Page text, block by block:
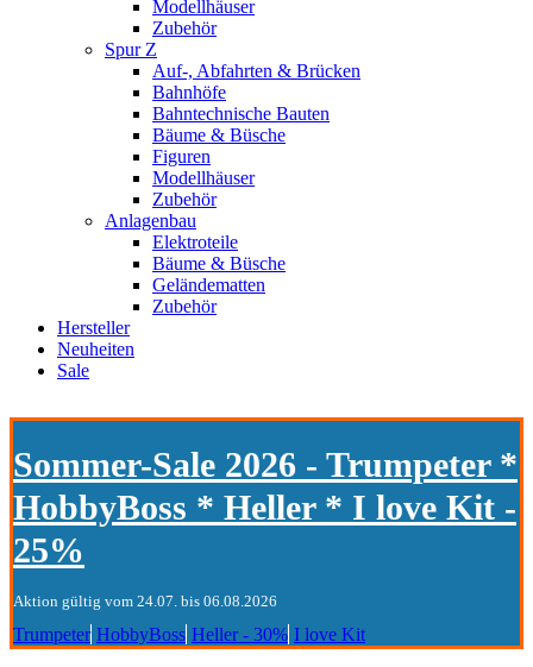
Modellhäuser
Zubehör
Spur Z
Auf-, Abfahrten & Brücken
Bahnhöfe
Bahntechnische Bauten
Bäume & Büsche
Figuren
Modellhäuser
Zubehör
Anlagenbau
Elektroteile
Bäume & Büsche
Geländematten
Zubehör
Hersteller
Neuheiten
Sale
Sommer-Sale 2026 - Trumpeter *
HobbyBoss * Heller * I love Kit -
25%
Aktion gültig vom 24.07. bis 06.08.2026
Trumpeter HobbyBoss Heller - 30% I love Kit